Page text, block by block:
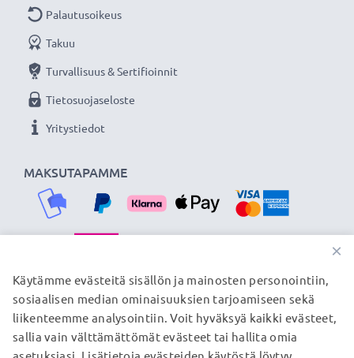
- Vastavalosuoja pehmeä / taitettava
suodinkierteeseen kiinnitettävä tuotemerkiltä
CELLONIC 3 vuoden takuulla!
MAKSUTAPAMME
Palautusoikeus
Takuu
Turvallisuus & Sertifioinnit
Tietosuojaseloste
Yritystiedot
TOIMITUSKUMPPANIMME
© subtel.fi 2026
×
Käytämme evästeitä sisällön ja mainosten personointiin,
sosiaalisen median ominaisuuksien tarjoamiseen sekä
liikenteemme analysointiin. Voit hyväksyä kaikki evästeet,
sallia vain välttämättömät evästeet tai hallita omia